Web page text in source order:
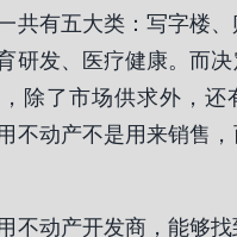
共有五大类：写字楼
研发、医疗健康。而
除了市场供求外，还
不动产不是用来销售，
不动产开发商，能够